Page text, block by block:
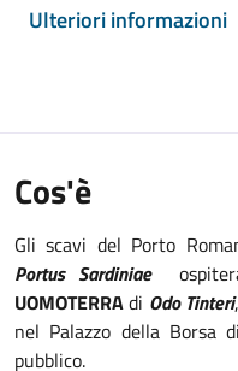
Ulteriori informazioni
Cos'è
Gli scavi del Porto
Portus Sardiniae
UOMOTERRAdi Odo Tinteri
nel Palazzo della Borsa
pubblico.